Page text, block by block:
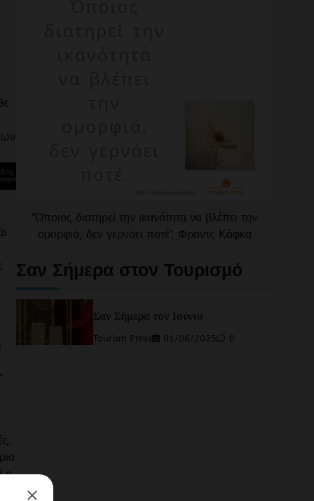
η
"Όποιος διατηρεί την ικανότητα να βλέπει την
ομορφιά, δεν γερνάει ποτέ", Φραντς Κάφκα
Σαν Σήμερα στον Τουρισμό
Σαν Σήμερα τον Ιούνιο
Tourism Press 01/06/2025 0